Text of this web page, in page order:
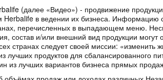
(далее «Видео») - продвижение
в ведении их бизнеса. Информацию с
перечисленных в выпадающем меню.
состав и/или внешний вид продукции могут
странах следует своей миссии: «изменить
лучших продуктов для сбалансированного
из лучших вариантов бизнеса прямых
35:00
Обучающее приложение
HN GROW
Вы узнаете ВСЕ о новом
обучающем инструменте –
приложении HN GROW.
Вебинар «Digital-
инструменты»
Marketing в котором
ВСЕ о digital-